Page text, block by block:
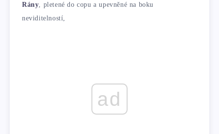
Rány , pletené do copu a upevněné na boku
neviditelností,
ad